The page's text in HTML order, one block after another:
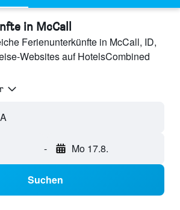
in McCall
Ferienunterkünfte in McCall, ID,
Websites auf HotelsCombined
- Mo 17.8.
Suchen